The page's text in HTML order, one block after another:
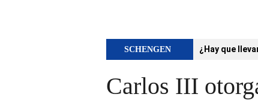
SCHENGEN ¿Hay que
Carlos III